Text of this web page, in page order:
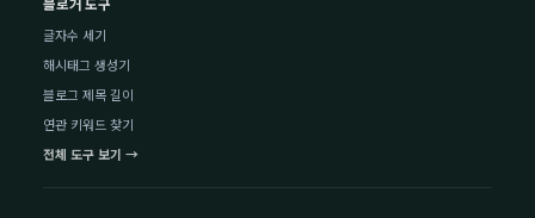
블로거 도구
글자수 세기
해시태그 생성기
블로그 제목 길이
연관 키워드 찾기
전체 도구 보기 →